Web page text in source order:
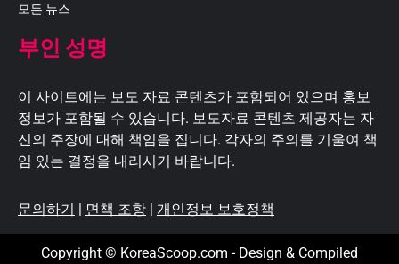
모든 뉴스
부인 성명
이 사이트에는 보도 자료 콘텐츠가 포함되어 있으며 홍보
정보가 포함될 수 있습니다. 보도자료 콘텐츠 제공자는 자
신의 주장에 대해 책임을 집니다. 각자의 주의를 기울여 책
임 있는 결정을 내리시기 바랍니다.
문의하기 | 면책 조항 | 개인정보 보호정책
Copyright © KoreaScoop.com - Design & Compiled